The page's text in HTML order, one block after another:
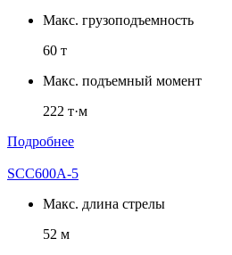
Макс. грузоподъемность
60 т
Макс. подъемный момент
222 т·м
Подробнее
SCC600A-5
Макс. длина стрелы
52 м